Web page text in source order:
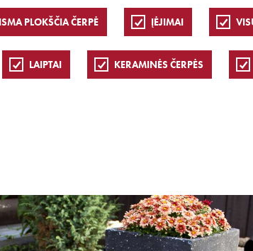
PLOKŠČIA ČERPĖ ĮĖJIMAI
LAIPTAI KERAMINĖS ČERPĖS